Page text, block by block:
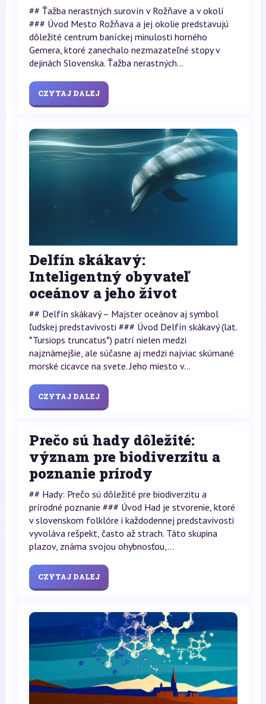
## Ťažba nerastných surovín v Rožňave a v okolí
### Úvod Mesto Rožňava a jej okolie predstavujú
dôležité centrum baníckej minulosti horného
Gemera, ktoré zanechalo nezmazateľné stopy v
dejinách Slovenska. Ťažba nerastných...
CZYTAJ DALEJ
Delfín skákavý:
Inteligentný obyvateľ
oceánov a jeho život
## Delfín skákavý – Majster oceánov aj symbol
ľudskej predstavivosti ### Úvod Delfín skákavý (lat.
*Tursiops truncatus*) patrí nielen medzi
najznámejšie, ale súčasne aj medzi najviac skúmané
morské cicavce na svete. Jeho miesto v...
CZYTAJ DALEJ
Prečo sú hady dôležité:
význam pre biodiverzitu a
poznanie prírody
## Hady: Prečo sú dôležité pre biodiverzitu a
prírodné poznanie ### Úvod Had je stvorenie, ktoré
v slovenskom folklóre i každodennej predstavivosti
vyvoláva rešpekt, často až strach. Táto skupina
plazov, známa svojou ohybnosťou,...
CZYTAJ DALEJ